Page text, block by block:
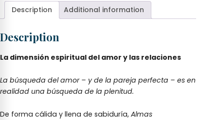
gemelas
quantity
Description Additional information
Description
La dimensión espiritual del amor y las relaciones
La búsqueda del amor – y de la pareja perfecta – es en
realidad una búsqueda de la plenitud.
De forma cálida y llena de sabiduría, Almas